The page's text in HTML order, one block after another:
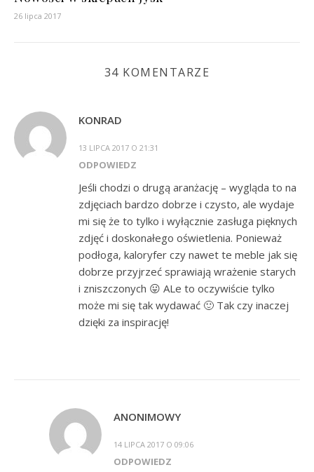
26 lipca 2017
34 KOMENTARZE
KONRAD
13 LIPCA 2017 O 21:31
ODPOWIEDZ
Jeśli chodzi o drugą aranżację – wygląda to na
zdjęciach bardzo dobrze i czysto, ale wydaje
mi się że to tylko i wyłącznie zasługa pięknych
zdjęć i doskonałego oświetlenia. Ponieważ
podłoga, kaloryfer czy nawet te meble jak się
dobrze przyjrzeć sprawiają wrażenie starych
i zniszczonych 😛 ALe to oczywiście tylko
może mi się tak wydawać 🙂 Tak czy inaczej
dzięki za inspirację!
ANONIMOWY
14 LIPCA 2017 O 09:06
ODPOWIEDZ